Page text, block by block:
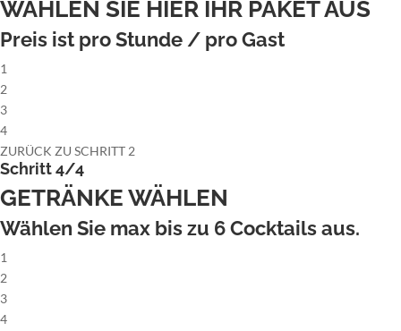
WÄHLEN SIE HIER IHR PAKET AUS
Preis ist pro Stunde / pro Gast
1
2
3
4
ZURÜCK ZU SCHRITT 2
Schritt 4/4
GETRÄNKE WÄHLEN
Wählen Sie max bis zu 6Cocktails aus.
1
2
3
4